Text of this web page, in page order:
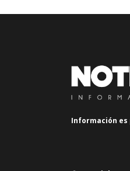
Información es